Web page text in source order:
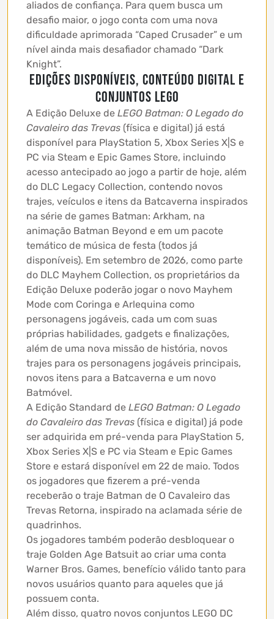
aliados de confiança. Para quem busca um
desafio maior, o jogo conta com uma nova
dificuldade aprimorada “Caped Crusader” e um
nível ainda mais desafiador chamado “Dark
Knight”.
Edições Disponíveis, Conteúdo Digital e
Conjuntos LEGO
A Edição Deluxe de LEGO Batman: O Legado do
Cavaleiro das Trevas (física e digital) já está
disponível para PlayStation 5, Xbox Series X|S e
PC via Steam e Epic Games Store, incluindo
acesso antecipado ao jogo a partir de hoje, além
do DLC Legacy Collection, contendo novos
trajes, veículos e itens da Batcaverna inspirados
na série de games Batman: Arkham, na
animação Batman Beyond e em um pacote
temático de música de festa (todos já
disponíveis). Em setembro de 2026, como parte
do DLC Mayhem Collection, os proprietários da
Edição Deluxe poderão jogar o novo Mayhem
Mode com Coringa e Arlequina como
personagens jogáveis, cada um com suas
próprias habilidades, gadgets e finalizações,
além de uma nova missão de história, novos
trajes para os personagens jogáveis principais,
novos itens para a Batcaverna e um novo
Batmóvel.
A Edição Standard de LEGO Batman: O Legado
do Cavaleiro das Trevas (física e digital) já pode
ser adquirida em pré-venda para PlayStation 5,
Xbox Series X|S e PC via Steam e Epic Games
Store e estará disponível em 22 de maio. Todos
os jogadores que fizerem a pré-venda
receberão o traje Batman de O Cavaleiro das
Trevas Retorna, inspirado na aclamada série de
quadrinhos.
Os jogadores também poderão desbloquear o
traje Golden Age Batsuit ao criar uma conta
Warner Bros. Games, benefício válido tanto para
novos usuários quanto para aqueles que já
possuem conta.
Além disso, quatro novos conjuntos LEGO DC